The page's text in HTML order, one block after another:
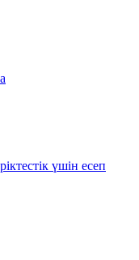
үшін есеп